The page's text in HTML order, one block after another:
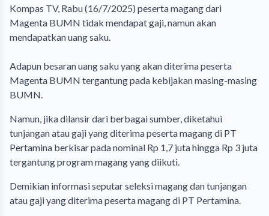
Kompas TV, Rabu (16/7/2025) peserta magang dari
Magenta BUMN tidak mendapat gaji, namun akan
mendapatkan uang saku.
Adapun besaran uang saku yang akan diterima peserta
Magenta BUMN tergantung pada kebijakan masing-masing
BUMN.
Namun, jika dilansir dari berbagai sumber, diketahui
tunjangan atau gaji yang diterima peserta magang di PT
Pertamina berkisar pada nominal Rp 1,7 juta hingga Rp 3 juta
tergantung program magang yang diikuti.
Demikian informasi seputar seleksi magang dan tunjangan
atau gaji yang diterima peserta magang di PT Pertamina.